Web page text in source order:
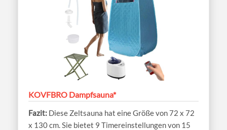
KOVFBRO Dampfsauna*
Diese Zeltsauna hat eine Größe von 72 x 72
x 130 cm. Sie bietet 9 Timereinstellungen von 15